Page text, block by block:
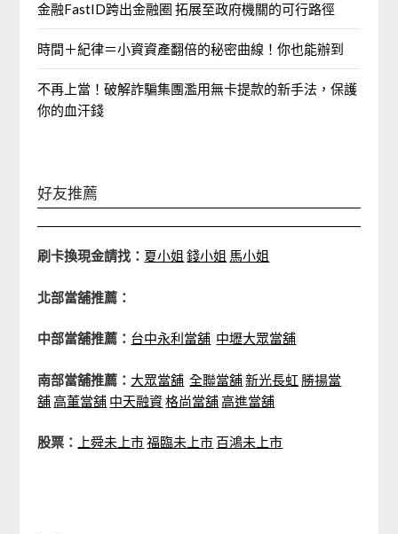
金融FastID跨出金融圈 拓展至政府機關的可行路徑
時間＋紀律＝小資資產翻倍的秘密曲線！你也能辦到
不再上當！破解詐騙集團濫用無卡提款的新手法，保護
你的血汗錢
好友推薦
刷卡換現金請找： 夏小姐 錢小姐 馬小姐
北部當舖推薦：
中部當舖推薦： 台中永利當舖 中壢大眾當舖
南部當舖推薦： 大眾當舖 全聯當舖新光長虹 勝揚當
舖高董當舖 中天融資格尚當舖高進當舖
股票： 上舜未上市福臨未上市 百鴻未上市